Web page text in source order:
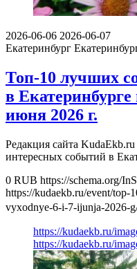
2026-06-06 2026-06-07
Екатеринбург
Топ-10 лучших
в
июня 2026 г.
Редакция сайта
интересных событий в
0 RUB https://schema.org/
https://kudaekb.ru/event/top-
vyxodnye-6-i-7-ijunja-2026-
https://kudaekb.ru/
https://kudaekb.ru/